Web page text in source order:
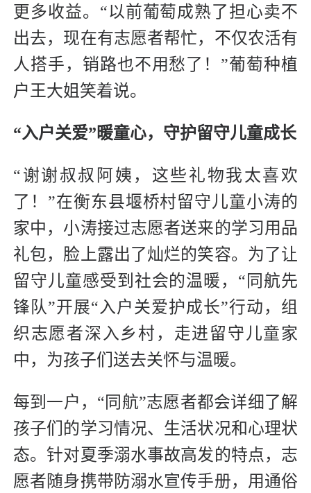
更多收益。“以前葡萄成熟了担心卖不
出去，现在有志愿者帮忙，不仅农活有
人搭手，销路也不用愁了！”葡萄种植
户王大姐笑着说。
“入户关爱”暖童心，守护留守儿童成长
“谢谢叔叔阿姨，这些礼物我太喜欢
了！”在衡东县堰桥村留守儿童小涛的
家中，小涛接过志愿者送来的学习用品
礼包，脸上露出了灿烂的笑容。为了让
留守儿童感受到社会的温暖，“同航先
锋队”开展“入户关爱护成长”行动，组
织志愿者深入乡村，走进留守儿童家
中，为孩子们送去关怀与温暖。
每到一户，“同航”志愿者都会详细了解
孩子们的学习情况、生活状况和心理状
态。针对夏季溺水事故高发的特点，志
愿者随身携带防溺水宣传手册，用通俗